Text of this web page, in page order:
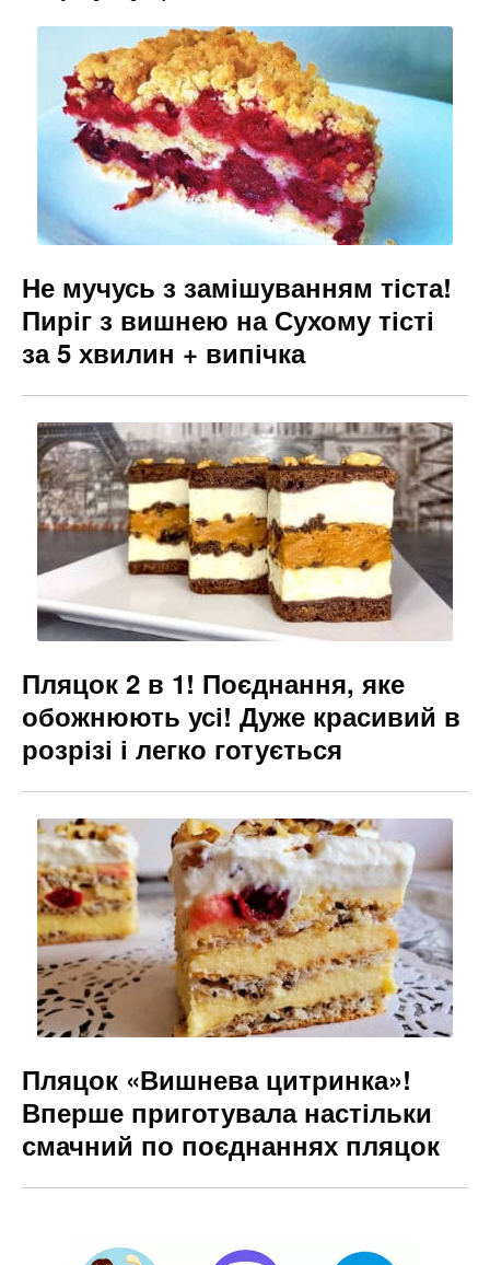
b
o
o
k
a
m
e
n
g
er
Не мучусь з замішуванням тіста!
Пиріг з вишнею на Сухому тісті
за 5 хвилин + випічка
Пляцок 2 в 1! Поєднання, яке
обожнюють усі! Дуже красивий в
розрізі і легко готується
Пляцок «Вишнева цитринка»!
Вперше приготувала настільки
смачний по поєднаннях пляцок